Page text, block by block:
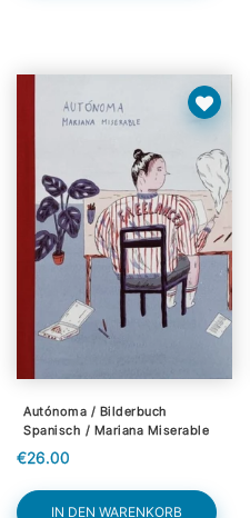
Autónoma / Bilderbuch
Spanisch / Mariana Miserable
€26.00
IN DEN WARENKORB